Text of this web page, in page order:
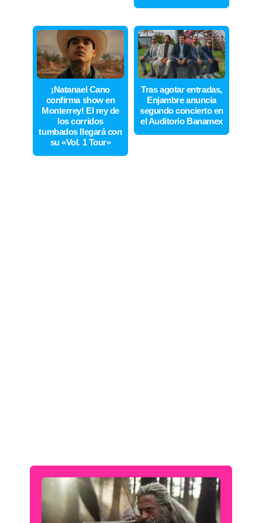
¡Natanael Cano
confirma show en
Monterrey! El rey de
los corridos
tumbados llegará con
su «Vol. 1 Tour»
Tras agotar entradas,
Enjambre anuncia
segundo concierto en
el Auditorio Banamex